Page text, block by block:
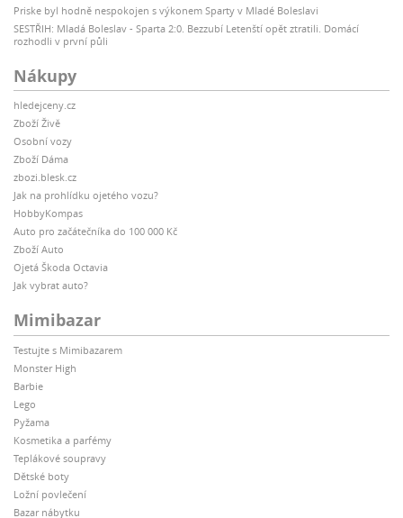
Priske byl hodně nespokojen s výkonem Sparty v Mladé Boleslavi
SESTŘIH: Mladá Boleslav - Sparta 2:0. Bezzubí Letenští opět ztratili. Domácí
rozhodli v první půli
Nákupy
hledejceny.cz
Zboží Živě
Osobní vozy
Zboží Dáma
zbozi.blesk.cz
Jak na prohlídku ojetého vozu?
HobbyKompas
Auto pro začátečníka do 100 000 Kč
Zboží Auto
Ojetá Škoda Octavia
Jak vybrat auto?
Mimibazar
Testujte s Mimibazarem
Monster High
Barbie
Lego
Pyžama
Kosmetika a parfémy
Teplákové soupravy
Dětské boty
Ložní povlečení
Bazar nábytku